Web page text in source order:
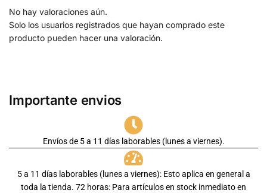
No hay valoraciones aún.
Solo los usuarios registrados que hayan comprado este
producto pueden hacer una valoración.
Importante envios
Envíos de 5 a 11 días laborables (lunes a viernes).
5 a 11 días laborables (lunes a viernes): Esto aplica en general a
toda la tienda. 72 horas: Para artículos en stock inmediato en